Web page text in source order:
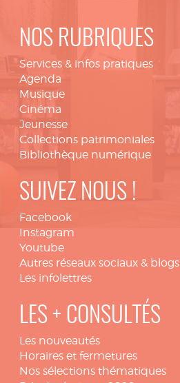
NOS RUBRIQUES
Services & infos pratiques
Agenda
Musique
Cinéma
Jeunesse
Collections patrimoniales
Bibliothèque numérique
SUIVEZ NOUS !
Facebook
Instagram
Youtube
Autres réseaux sociaux & blogs
Les infolettres
LES + CONSULTÉS
Les nouveautés
Horaires et fermetures
Nos sélections thématiques